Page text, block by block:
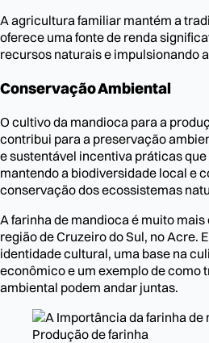
A agricultura familiar mantém a
oferece uma fonte de renda
recursos naturais e impulsionando
Conservação Ambiental
O cultivo da mandioca para a
contribui para a preservação
e sustentável incentiva práticas
mantendo a biodiversidade local e
conservação dos ecossistemas
A farinha de mandioca é muito
região de Cruzeiro do Sul, no Acre.
identidade cultural, uma base na
econômico e um exemplo de como
ambiental podem andar juntas.
Produção de farinha